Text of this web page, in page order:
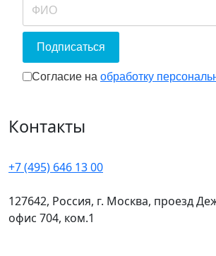
Подписаться
Согласие на обработку
Согласие на обработку
Контакты
+7 (495) 646 13 00
127642, Россия, г. Москва, проезд
офис 704, ком.1